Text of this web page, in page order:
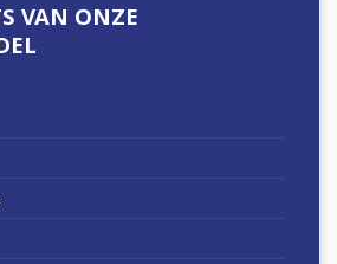
VAN ONZE